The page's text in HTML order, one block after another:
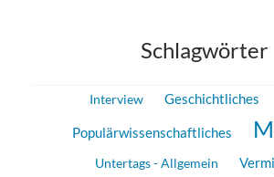
Schlagwörter
Interview Geschichtliches
Populärwissenschaftliches
Untertags - Allgemein